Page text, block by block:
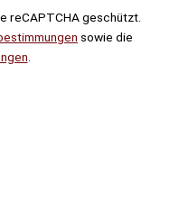
reCAPTCHA geschützt.
sowie die